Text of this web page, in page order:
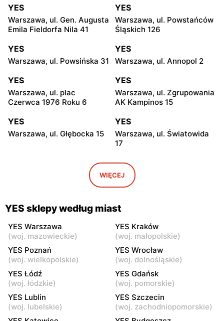
YES
Warszawa, ul. Gen. Augusta
Emila Fieldorfa Nila 41
YES
Warszawa, ul. Powstańców
Śląskich 126
YES
Warszawa, ul. Powsińska 31
YES
Warszawa, ul. Annopol 2
YES
Warszawa, ul. plac
Czerwca 1976 Roku 6
YES
Warszawa, ul. Zgrupowania
AK Kampinos 15
YES
Warszawa, ul. Głębocka 15
YES
Warszawa, ul. Światowida
17
Warszawa, ul. Puławska 2
YES
Janki, ul. Mszczonowska 3
Pruszków, ul. Henryka
Sienkiewicza 19
Legionowo, ul. Jerzego
YES
Grodzisk Mazowiecki, ul.
Henryka Sienkiewicza
46/50
YES
Żyrardów, ul. 1 Maja 40
YES
Władysławowo, ul.
Ciechanowska 65
YES
Siedlce, ul. Józefa
Piłsudskiego 74
WIĘCEJ
YES sklepy według miast
YES Warszawa
(woj. mazowieckie)
YES Kraków
(woj. małopolskie)
YES Poznań
(woj. wielkopolskie)
YES Wrocław
(woj. dolnośląskie)
YES Łódź
(woj. łódzkie)
YES Gdańsk
(woj. pomorskie)
YES Lublin
(woj. lubelskie)
YES Szczecin
(woj. zachodniopomorskie)